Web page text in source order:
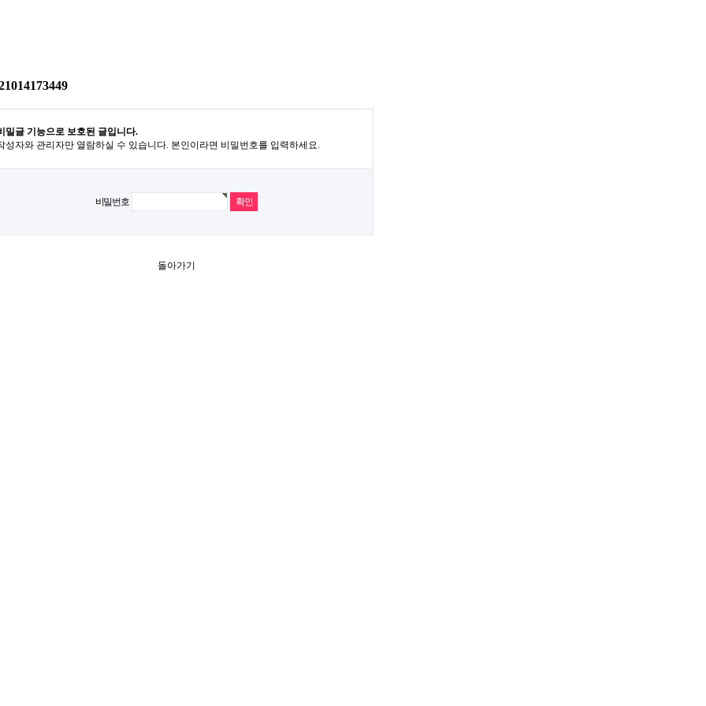
밀글 기능으로 보호된 글입니다.
성자와 관리자만 열람하실 수 있습니다. 본인이라면 비밀번호를 입력하세요.
비밀번호
돌아가기